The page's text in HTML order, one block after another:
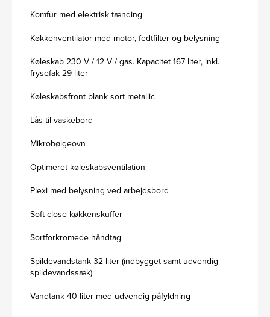
Komfur med elektrisk tænding
Køkkenventilator med motor, fedtfilter og belysning
Køleskab 230 V / 12 V / gas. Kapacitet 167 liter, inkl.
frysefak 29 liter
Køleskabsfront blank sort metallic
Lås til vaskebord
Mikrobølgeovn
Optimeret køleskabsventilation
Plexi med belysning ved arbejdsbord
Soft-close køkkenskuffer
Sortforkromede håndtag
Spildevandstank 32 liter (indbygget samt udvendig
spildevandssæk)
Vandtank 40 liter med udvendig påfyldning